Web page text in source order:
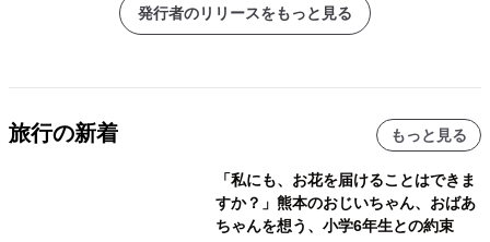
発行者のリリースをもっと見る
旅行の新着 もっと見る
「私にも、お花を届けることはできま
すか？」熊本のおじいちゃん、おばあ
ちゃんを想う、小学6年生との約束